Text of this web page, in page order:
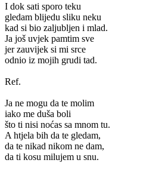
I dok sati sporo teku
gledam blijedu sliku neku
kad si bio zaljubljen i mlad.
Ja još uvjek pamtim sve
jer zauvijek si mi srce
odnio iz mojih grudi tad.
Ref.
Ja ne mogu da te molim
iako me duša boli
što ti nisi noćas sa mnom tu.
A htjela bih da te gledam,
da te nikad nikom ne dam,
da ti kosu milujem u snu.